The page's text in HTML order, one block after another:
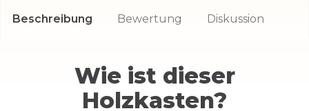
Beschreibung Bewertung Diskussion
Wie ist dieser
Holzkasten?